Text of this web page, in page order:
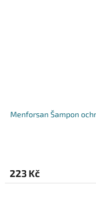
Menforsan Šampon
223 Kč